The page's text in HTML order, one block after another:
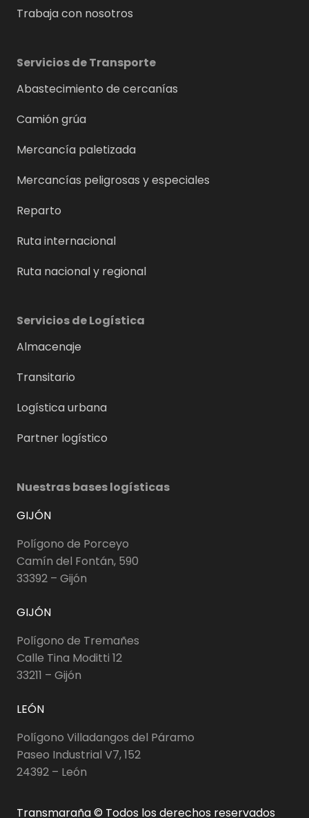
Trabaja con nosotros
Servicios de Transporte
Abastecimiento de cercanías
Camión grúa
Mercancía paletizada
Mercancías peligrosas y especiales
Reparto
Ruta internacional
Ruta nacional y regional
Servicios de Logística
Almacenaje
Transitario
Logística urbana
Partner logístico
Nuestras bases logísticas
GIJÓN
Polígono de Porceyo
Camín del Fontán, 590
33392 – Gijón
GIJÓN
Polígono de Tremañes
Calle Tina Moditti 12
33211 – Gijón
LEÓN
Polígono Villadangos del Páramo
Paseo Industrial V7, 152
24392 – León
Transmaraña © Todos los derechos reservados